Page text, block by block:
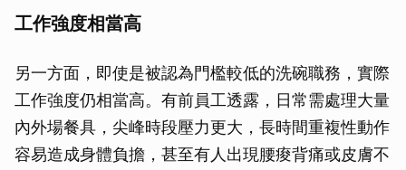
工作強度相當高
另一方面，即使是被認為門檻較低的洗碗職務，實際
工作強度仍相當高。有前員工透露，日常需處理大量
內外場餐具，尖峰時段壓力更大，長時間重複性動作
容易造成身體負擔，甚至有人出現腰痠背痛或皮膚不